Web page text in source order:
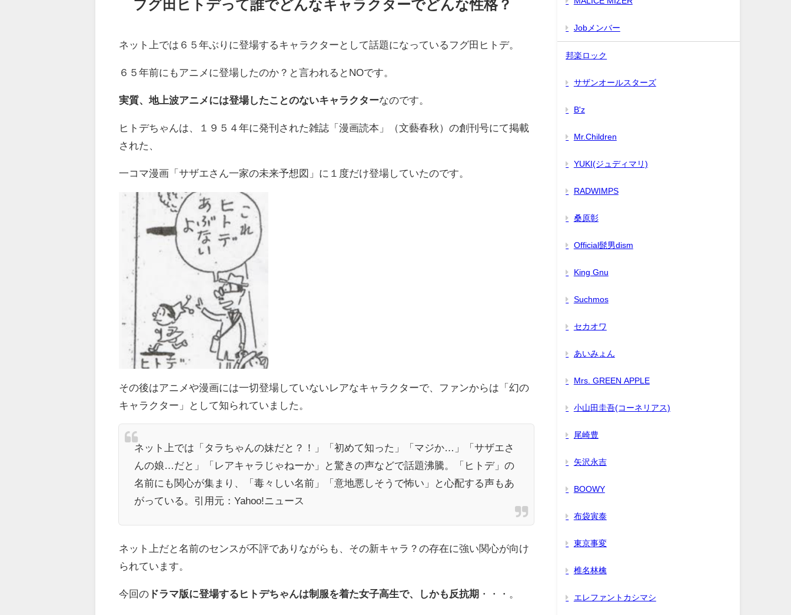
フグ田ヒトデって誰でどんなキャラクターでどんな性格？
ネット上では６５年ぶりに登場するキャラクターとして話題になっているフグ田ヒトデ。
６５年前にもアニメに登場したのか？と言われるとNOです。
実質、地上波アニメには登場したことのないキャラクターなのです。
ヒトデちゃんは、１９５４年に発刊された雑誌「漫画読本」（文藝春秋）の創刊号にて掲載
された、
一コマ漫画「サザエさん一家の未来予想図」に１度だけ登場していたのです。
その後はアニメや漫画には一切登場していないレアなキャラクターで、ファンからは「幻の
キャラクター」として知られていました。
ネット上では「タラちゃんの妹だと？！」「初めて知った」「マジか…」「サザエさ
んの娘…だと」「レアキャラじゃねーか」と驚きの声などで話題沸騰。「ヒトデ」の
名前にも関心が集まり、「毒々しい名前」「意地悪しそうで怖い」と心配する声もあ
がっている。引用元：Yahoo!ニュース
ネット上だと名前のセンスが不評でありながらも、その新キャラ？の存在に強い関心が向け
られています。
今回の ドラマ版に登場するヒトデちゃんは制服を着た女子高生で、しかも反抗期 ・・・。
Jobメンバー
邦楽ロック
サザンオールスターズ
B'z
Mr.Children
YUKI(ジュディマリ)
RADWIMPS
桑原彰
Official髭男dism
King Gnu
Suchmos
セカオワ
あいみょん
Mrs. GREEN APPLE
小山田圭吾(コーネリアス)
尾崎豊
矢沢永吉
BOOWY
布袋寅泰
東京事変
椎名林檎
エレファントカシマシ